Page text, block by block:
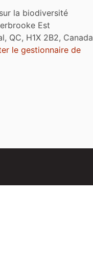
la biodiversité
Est
QC, H1X 2B2, Canada
le gestionnaire de